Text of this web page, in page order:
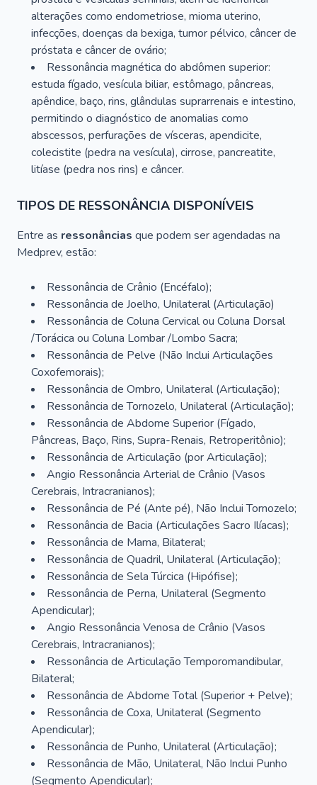
alterações como endometriose, mioma uterino,
infecções, doenças da bexiga, tumor pélvico, câncer de
próstata e câncer de ovário;
Ressonância magnética do abdômen superior:
estuda fígado, vesícula biliar, estômago, pâncreas,
apêndice, baço, rins, glândulas suprarrenais e intestino,
permitindo o diagnóstico de anomalias como
abscessos, perfurações de vísceras, apendicite,
colecistite (pedra na vesícula), cirrose, pancreatite,
litíase (pedra nos rins) e câncer.
TIPOS DE RESSONÂNCIA DISPONÍVEIS
Entre as ressonâncias que podem ser agendadas na
Medprev, estão:
Ressonância de Crânio (Encéfalo);
Ressonância de Joelho, Unilateral (Articulação)
Ressonância de Coluna Cervical ou Coluna Dorsal
/Torácica ou Coluna Lombar /Lombo Sacra;
Ressonância de Pelve (Não Inclui Articulações
Coxofemorais);
Ressonância de Ombro, Unilateral (Articulação);
Ressonância de Tornozelo, Unilateral (Articulação);
Ressonância de Abdome Superior (Fígado,
Pâncreas, Baço, Rins, Supra-Renais, Retroperitônio);
Ressonância de Articulação (por Articulação);
Angio Ressonância Arterial de Crânio (Vasos
Cerebrais, Intracranianos);
Ressonância de Pé (Ante pé), Não Inclui Tornozelo;
Ressonância de Bacia (Articulações Sacro Ilíacas);
Ressonância de Mama, Bilateral;
Ressonância de Quadril, Unilateral (Articulação);
Ressonância de Sela Túrcica (Hipófise);
Ressonância de Perna, Unilateral (Segmento
Apendicular);
Angio Ressonância Venosa de Crânio (Vasos
Cerebrais, Intracranianos);
Ressonância de Articulação Temporomandibular,
Bilateral;
Ressonância de Abdome Total (Superior + Pelve);
Ressonância de Coxa, Unilateral (Segmento
Apendicular);
Ressonância de Punho, Unilateral (Articulação);
Ressonância de Mão, Unilateral, Não Inclui Punho
(Segmento Apendicular);